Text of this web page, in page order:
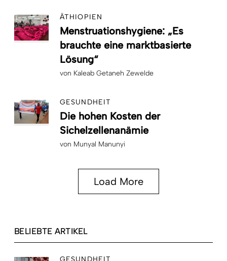
ÄTHIOPIEN
Menstruationshygiene: „Es
brauchte eine marktbasierte
Lösung“
von Kaleab Getaneh Zewelde
GESUNDHEIT
Die hohen Kosten der
Sichelzellenanämie
von Munyal Manunyi
Load More
BELIEBTE ARTIKEL
GESUNDHEIT